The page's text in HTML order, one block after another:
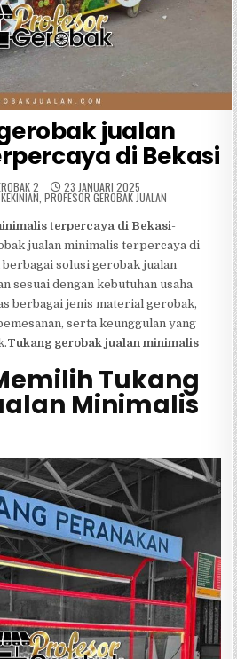
jualan
di Bekasi
2 23 JANUARI 2025
PROFESOR GEROBAK JUALAN
terpercaya di Bekasi-
jualan minimalis terpercaya di
solusi gerobak jualan
sesuai dengan kebutuhan usaha
berbagai jenis material gerobak,
serta keunggulan yang
Tukang gerobak jualan minimalis
Tukang
Minimalis